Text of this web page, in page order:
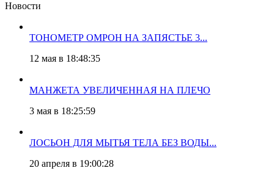
Новости
ТОНОМЕТР ОМРОН НА ЗАПЯСТЬЕ 3...
12 мая в 18:48:35
МАНЖЕТА УВЕЛИЧЕННАЯ НА ПЛЕЧО
3 мая в 18:25:59
ЛОСЬОН ДЛЯ МЫТЬЯ ТЕЛА БЕЗ ВОДЫ...
20 апреля в 19:00:28